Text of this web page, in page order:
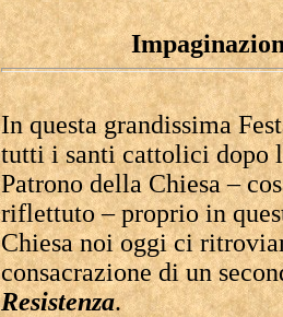
In questa grandissima
tutti i santi cattolici dopo
Patrono della Chiesa –
riflettuto – proprio in
Chiesa noi oggi ci
consacrazione di un
Resistenza.